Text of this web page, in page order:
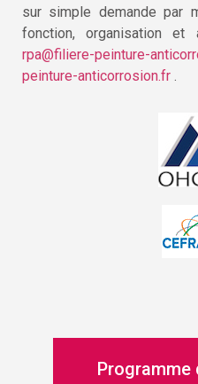
sur simple demande par
fonction, organisation et
rpa@filiere-peinture-
peinture-anticorrosion.fr
Programme